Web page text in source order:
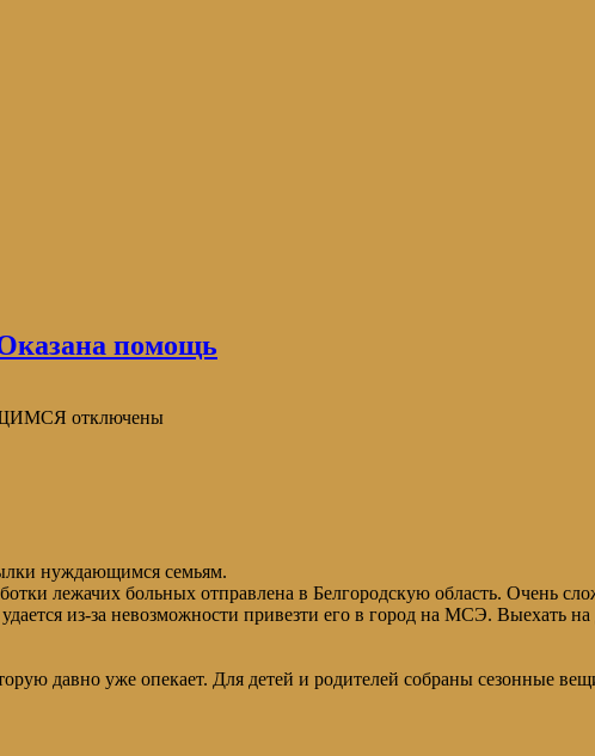
помощь
отключены
нуждающимся семьям.
лежачих больных отправлена в Белгородскую область. Очень
из-за невозможности привезти его в город на МСЭ. Выехать
давно уже опекает. Для детей и родителей собраны сезонные